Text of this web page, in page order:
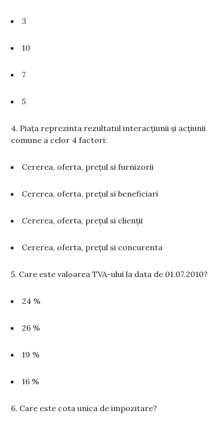
3
10
7
5
4. Piața reprezinta rezultatul interacțiunii și acțiunii
comune a celor 4 factori:
Cererea, oferta, prețul si furnizorii
Cererea, oferta, prețul si beneficiari
Cererea, oferta, prețul si clienții
Cererea, oferta, prețul si concurenta
5. Care este valoarea TVA-ului la data de 01.07.2010?
24 %
26 %
19 %
16 %
6. Care este cota unica de impozitare?